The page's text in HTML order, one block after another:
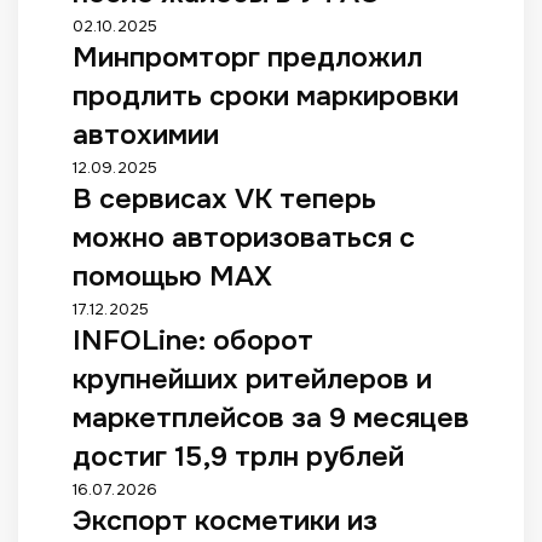
а
к
о
н
ц
-
т
в
ы
п
у
с
т
л
п
р
л
r
r
i
s
и
з
м
е
и
т
с
т
о
й
к
М
и
п
р
м
т
о
г
п
р
е
д
о
ж
и
л
п
02.10.2025
Минпромторг предложил
продлить сроки маркировки
автохимии
В
с
р
в
с
а
х
K
т
е
п
е
12.09.2025
В сервисах VK теперь
можно авторизоваться с
помощью МАХ
I
N
O
L
n
e
:
17.12.2025
INFOLine: оборот
крупнейших ритейлеров и
маркетплейсов за 9 месяцев
достиг 15,9 трлн рублей
Э
к
16.07.2026
Экспорт косметики из